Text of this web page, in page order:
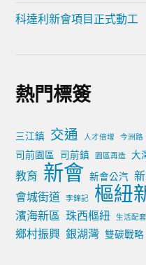
科達利新會項目正式動工
熱門標簽
三江鎮 交通 人才倍增 今洲路
司前園區 司前鎮 園區再造 大
教育 新會 新會公汽
會城街道 李錦記 樞紐
濱海新區 珠西樞紐 生活配套
鄉村振興 銀湖灣 雙碳戰略